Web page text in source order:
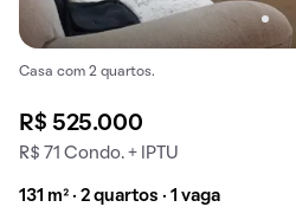
Casa com 2 quartos.
R$ 525.000
R$ 71 Condo. + IPTU
131 m² · 2 quartos · 1 vaga